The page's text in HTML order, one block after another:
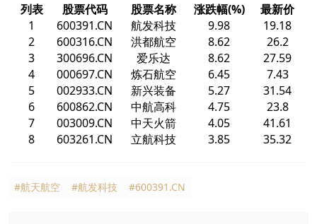
列表
股票代码 股票名称 涨跌幅(%)
最新价
1
600391.CN 航发科技 9.98
19.18
2
600316.CN 洪都航空 8.62
26.2
3
300696.CN 爱乐达 8.62
27.59
4
000697.CN 炼石航空 6.45
7.43
5
002933.CN 新兴装备 5.27
31.54
6
600862.CN 中航高科 4.75
23.8
7
003009.CN 中天火箭 4.05
41.61
8
603261.CN 立航科技 3.85 35.32
#航天航空 #航发科技 #600391.CN